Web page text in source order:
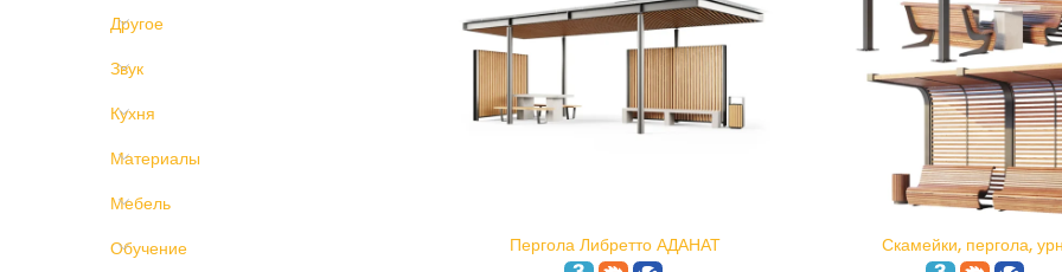
Другое
Звук
Кухня
Материалы
Мебель
Обучение
В КОРЗИНУ
Пергола Либретто АДАНАТ В КОРЗИНУ
Скамейки, пергола,